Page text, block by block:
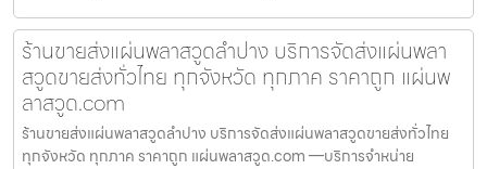
ร้านขายส่งแผ่นพลาสวูดลำปาง บริการจัดส่งแผ่นพลา
สวูดขายส่งทั่วไทย ทุกจังหวัด ทุกภาค ราคาถูก แผ่นพ
ลาสวูด.com
ร้านขายส่งแผ่นพลาสวูดลำปาง บริการจัดส่งแผ่นพลาสวูดขายส่งทั่วไทย
ทุกจังหวัด ทุกภาค ราคาถูก แผ่นพลาสวูด.com —บริการจำหน่าย